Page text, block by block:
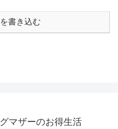
書き込む
マザーのお得生活